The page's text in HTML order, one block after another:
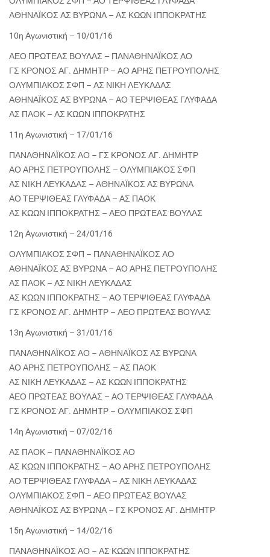
ΑΘΗΝΑΪΚΟΣ ΑΣ ΒΥΡΩΝΑ – ΑΣ ΚΩΩΝ ΙΠΠΟΚΡΑΤΗΣ
10η Αγωνιστική – 10/01/16
ΑΕΟ ΠΡΩΤΕΑΣ ΒΟΥΛΑΣ – ΠΑΝΑΘΗΝΑΪΚΟΣ ΑΟ
ΓΣ ΚΡΟΝΟΣ ΑΓ. ΔΗΜΗΤΡ – ΑΟ ΑΡΗΣ ΠΕΤΡΟΥΠΟΛΗΣ
ΟΛΥΜΠΙΑΚΟΣ ΣΦΠ – ΑΣ ΝΙΚΗ ΛΕΥΚΑΔΑΣ
ΑΘΗΝΑΪΚΟΣ ΑΣ ΒΥΡΩΝΑ – ΑΟ ΤΕΡΨΙΘΕΑΣ ΓΛΥΦΑΔΑ
ΑΣ ΠΑΟΚ – ΑΣ ΚΩΩΝ ΙΠΠΟΚΡΑΤΗΣ
11η Αγωνιστική – 17/01/16
ΠΑΝΑΘΗΝΑΪΚΟΣ ΑΟ – ΓΣ ΚΡΟΝΟΣ ΑΓ. ΔΗΜΗΤΡ
ΑΟ ΑΡΗΣ ΠΕΤΡΟΥΠΟΛΗΣ – ΟΛΥΜΠΙΑΚΟΣ ΣΦΠ
ΑΣ ΝΙΚΗ ΛΕΥΚΑΔΑΣ – ΑΘΗΝΑΪΚΟΣ ΑΣ ΒΥΡΩΝΑ
ΑΟ ΤΕΡΨΙΘΕΑΣ ΓΛΥΦΑΔΑ – ΑΣ ΠΑΟΚ
ΑΣ ΚΩΩΝ ΙΠΠΟΚΡΑΤΗΣ – ΑΕΟ ΠΡΩΤΕΑΣ ΒΟΥΛΑΣ
12η Αγωνιστική – 24/01/16
ΟΛΥΜΠΙΑΚΟΣ ΣΦΠ – ΠΑΝΑΘΗΝΑΪΚΟΣ ΑΟ
ΑΘΗΝΑΪΚΟΣ ΑΣ ΒΥΡΩΝΑ – ΑΟ ΑΡΗΣ ΠΕΤΡΟΥΠΟΛΗΣ
ΑΣ ΠΑΟΚ – ΑΣ ΝΙΚΗ ΛΕΥΚΑΔΑΣ
ΑΣ ΚΩΩΝ ΙΠΠΟΚΡΑΤΗΣ – ΑΟ ΤΕΡΨΙΘΕΑΣ ΓΛΥΦΑΔΑ
ΓΣ ΚΡΟΝΟΣ ΑΓ. ΔΗΜΗΤΡ – ΑΕΟ ΠΡΩΤΕΑΣ ΒΟΥΛΑΣ
13η Αγωνιστική – 31/01/16
ΠΑΝΑΘΗΝΑΪΚΟΣ ΑΟ – ΑΘΗΝΑΪΚΟΣ ΑΣ ΒΥΡΩΝΑ
ΑΟ ΑΡΗΣ ΠΕΤΡΟΥΠΟΛΗΣ – ΑΣ ΠΑΟΚ
ΑΣ ΝΙΚΗ ΛΕΥΚΑΔΑΣ – ΑΣ ΚΩΩΝ ΙΠΠΟΚΡΑΤΗΣ
ΑΕΟ ΠΡΩΤΕΑΣ ΒΟΥΛΑΣ – ΑΟ ΤΕΡΨΙΘΕΑΣ ΓΛΥΦΑΔΑ
ΓΣ ΚΡΟΝΟΣ ΑΓ. ΔΗΜΗΤΡ – ΟΛΥΜΠΙΑΚΟΣ ΣΦΠ
14η Αγωνιστική – 07/02/16
ΑΣ ΠΑΟΚ – ΠΑΝΑΘΗΝΑΪΚΟΣ ΑΟ
ΑΣ ΚΩΩΝ ΙΠΠΟΚΡΑΤΗΣ – ΑΟ ΑΡΗΣ ΠΕΤΡΟΥΠΟΛΗΣ
ΑΟ ΤΕΡΨΙΘΕΑΣ ΓΛΥΦΑΔΑ – ΑΣ ΝΙΚΗ ΛΕΥΚΑΔΑΣ
ΟΛΥΜΠΙΑΚΟΣ ΣΦΠ – ΑΕΟ ΠΡΩΤΕΑΣ ΒΟΥΛΑΣ
ΑΘΗΝΑΪΚΟΣ ΑΣ ΒΥΡΩΝΑ – ΓΣ ΚΡΟΝΟΣ ΑΓ. ΔΗΜΗΤΡ
15η Αγωνιστική – 14/02/16
ΠΑΝΑΘΗΝΑΪΚΟΣ ΑΟ – ΑΣ ΚΩΩΝ ΙΠΠΟΚΡΑΤΗΣ